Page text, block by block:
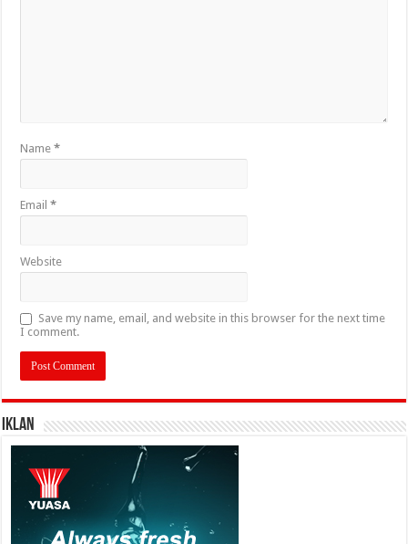
Name*
Email*
Website
Save my name, email, and website in this browser for the next time
I comment.
IKLAN